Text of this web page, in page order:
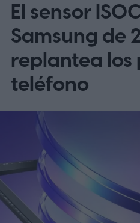
el OnePlus 15 y el
omite EE. UU. y
El sensor
Samsung de
replantea los
teléfono